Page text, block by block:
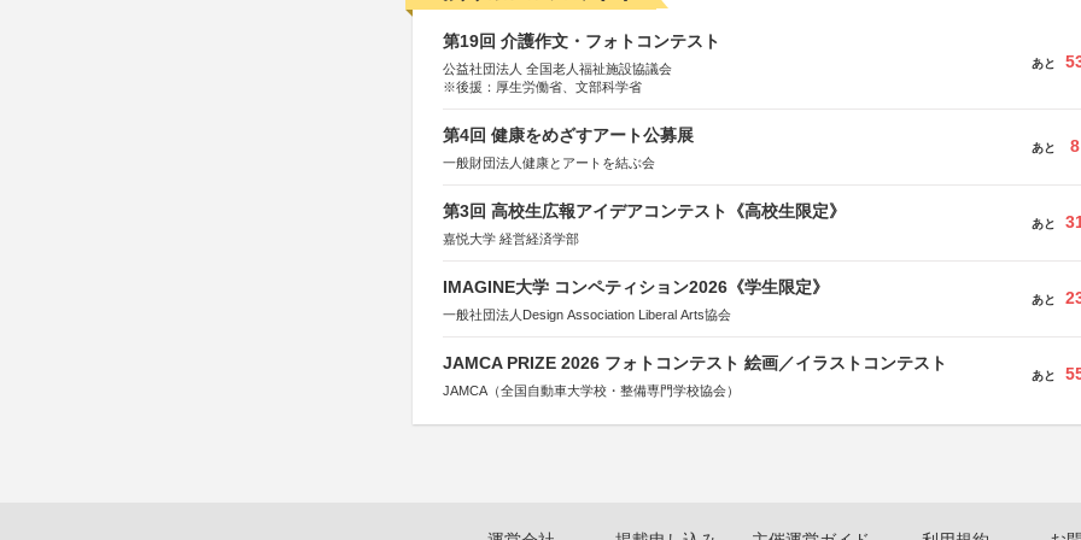
第19回 介護作文・フォトコンテスト
公益社団法人 全国老人福祉施設協議会
※後援：厚生労働省、文部科学省
あと
第4回 健康をめざすアート公募展
一般財団法人健康とアートを結ぶ会
あと 8
第3回 高校生広報アイデアコンテスト《高校生限定》
嘉悦大学 経営経済学部
あと
IMAGINE大学 コンペティション2026《学生限定》
一般社団法人Design Association Liberal Arts協会
あと
JAMCA PRIZE 2026 フォトコンテスト 絵画／イラストコンテスト
JAMCA（全国自動車大学校・整備専門学校協会）
あと